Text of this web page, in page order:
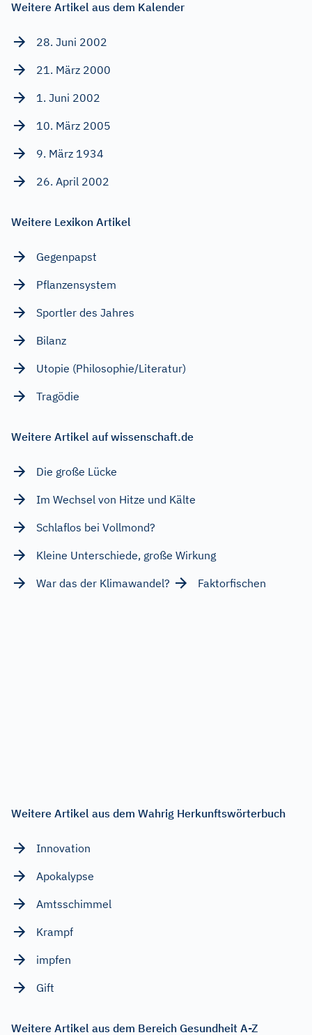
Weitere Artikel aus dem Kalender
28. Juni 2002
21. März 2000
1. Juni 2002
10. März 2005
9. März 1934
26. April 2002
Weitere Lexikon Artikel
Gegenpapst
Pflanzensystem
Sportler des Jahres
Bilanz
Utopie (Philosophie/Literatur)
Tragödie
Weitere Artikel auf wissenschaft.de
Die große Lücke
Im Wechsel von Hitze und Kälte
Schlaflos bei Vollmond?
Kleine Unterschiede, große Wirkung
War das der Klimawandel?
Faktorfischen
Weitere Artikel aus dem Wahrig Herkunftswörterbuch
Innovation
Apokalypse
Amtsschimmel
Krampf
impfen
Gift
Weitere Artikel aus dem Bereich Gesundheit A-Z